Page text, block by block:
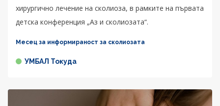
хирургично лечение на сколиоза, в рамките на първата
детска конференция „Аз и сколиозата“.
Месец за информираност за сколиозата
УМБАЛ Токуда